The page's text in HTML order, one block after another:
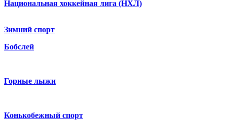
Национальная хоккейная лига (НХЛ)
Зимний спорт
Бобслей
Горные лыжи
Конькобежный спорт